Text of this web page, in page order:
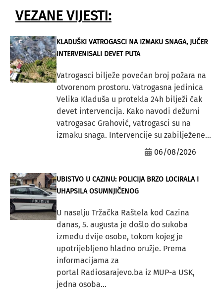
VEZANE VIJESTI:
KLADUŠKI VATROGASCI NA IZMAKU SNAGA, JUČER
INTERVENISALI DEVET PUTA
Vatrogasci bilježe povećan broj požara na
otvorenom prostoru. Vatrogasna jedinica
Velika Kladuša u protekla 24h bilježi čak
devet intervencija. Kako navodi dežurni
vatrogasac Grahović, vatrogasci su na
izmaku snaga. Intervencije su zabilježene...
06/08/2026
UBISTVO U CAZINU: POLICIJA BRZO LOCIRALA I
UHAPSILA OSUMNJIČENOG
U naselju Tržačka Raštela kod Cazina
danas, 5. augusta je došlo do sukoba
između dvije osobe, tokom kojeg je
upotrijebljeno hladno oružje. Prema
informacijama za
portal Radiosarajevo.ba iz MUP-a USK,
jedna osoba...